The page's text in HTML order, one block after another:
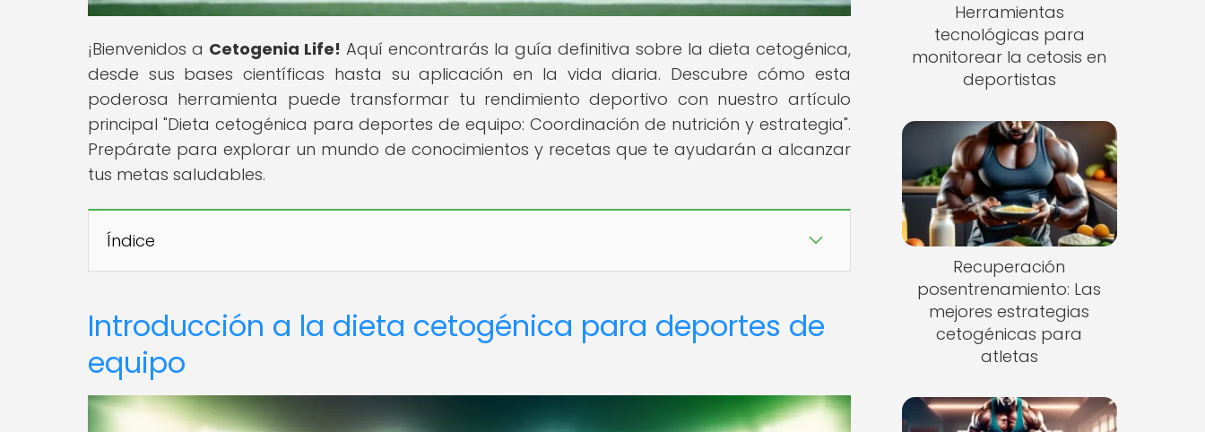
¡Bienvenidos a Cetogenia Life! Aquí encontrarás la guía definitiva sobre la dieta cetogénica,
desde sus bases científicas hasta su aplicación en la vida diaria. Descubre cómo esta
poderosa herramienta puede transformar tu rendimiento deportivo con nuestro artículo
principal "Dieta cetogénica para deportes de equipo: Coordinación de nutrición y estrategia".
Prepárate para explorar un mundo de conocimientos y recetas que te ayudarán a alcanzar
tus metas saludables.
Índice
Introducción a la dieta cetogénica para deportes de
equipo
Herramientas
tecnológicas para
monitorear la cetosis en
deportistas
Recuperación
posentrenamiento: Las
mejores estrategias
cetogénicas para
atletas